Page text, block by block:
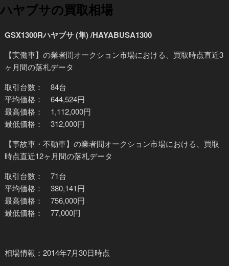
ハヤブサの買取相場
GSX1300Rハヤブサ (隼) /HAYABUSA1300
【実働車】 の業者間オークション市場における、買取時点直近3
ヶ月間の落札データ
取引台数： 84台
平均価格： 644,524円
最高価格： 1,112,000円
最低価格： 312,000円
【事故車・不動車】 の業者間オークション市場における、買取
時点直近12ヶ月間の落札データ
取引台数： 71台
平均価格： 380,141円
最高価格： 756,000円
最低価格： 77,000円
相場情報：2014年7月30日時点